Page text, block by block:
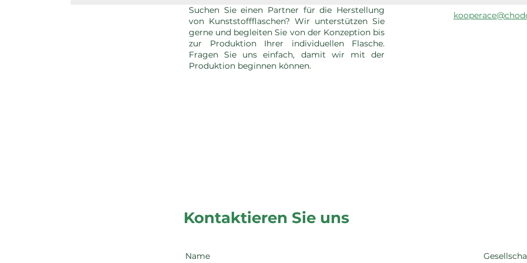
Suchen Sie einen Partner für die Herstellung
von Kunststoffflaschen? Wir unterstützen Sie
gerne und begleiten Sie von der Konzeption bis
zur Produktion Ihrer individuellen Flasche.
Fragen Sie uns einfach, damit wir mit der
Produktion beginnen können.
Kontaktieren Sie uns
Name